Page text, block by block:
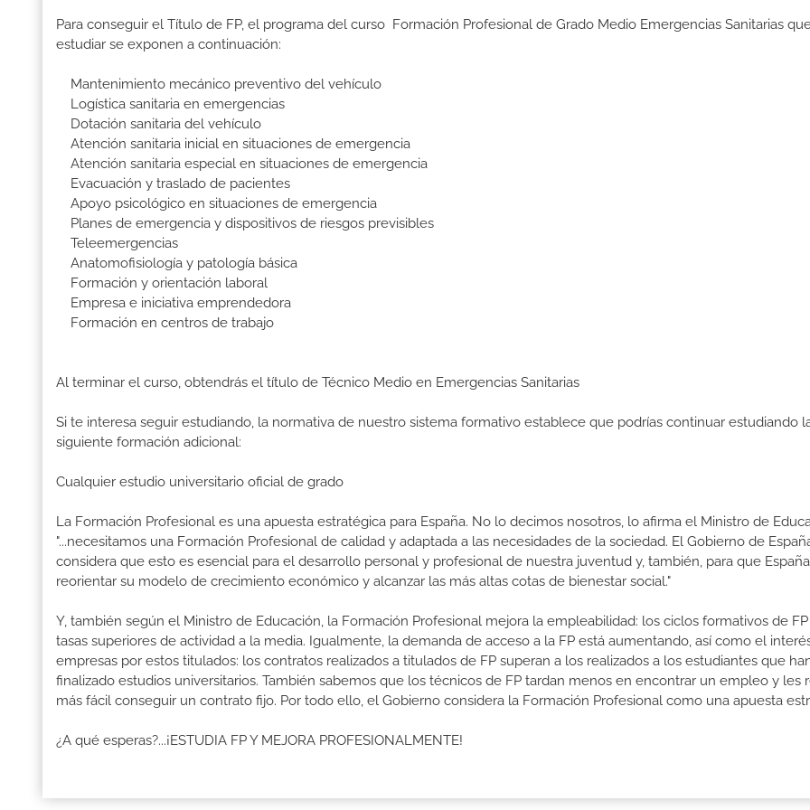
Para conseguir el Título de FP, el programa del curso Formación Profesional de Grado Medio Emergencias Sanitarias
estudiar se exponen a continuación:
Mantenimiento mecánico preventivo del vehículo
Logística sanitaria en emergencias
Dotación sanitaria del vehículo
Atención sanitaria inicial en situaciones de emergencia
Atención sanitaria especial en situaciones de emergencia
Evacuación y traslado de pacientes
Apoyo psicológico en situaciones de emergencia
Planes de emergencia y dispositivos de riesgos previsibles
Teleemergencias
Anatomofisiología y patología básica
Formación y orientación laboral
Empresa e iniciativa emprendedora
Formación en centros de trabajo
Al terminar el curso, obtendrás el título de Técnico Medio en Emergencias Sanitarias
Si te interesa seguir estudiando, la normativa de nuestro sistema formativo establece que podrías continuar estudiando
siguiente formación adicional:
Cualquier estudio universitario oficial de grado
La Formación Profesional es una apuesta estratégica para España. No lo decimos nosotros, lo afirma el Ministro de
"...necesitamos una Formación Profesional de calidad y adaptada a las necesidades de la sociedad. El Gobierno de
considera que esto es esencial para el desarrollo personal y profesional de nuestra juventud y, también, para que
reorientar su modelo de crecimiento económico y alcanzar las más altas cotas de bienestar social."
Y, también según el Ministro de Educación, la Formación Profesional mejora la empleabilidad: los ciclos formativos de
tasas superiores de actividad a la media. Igualmente, la demanda de acceso a la FP está aumentando, así como el
empresas por estos titulados: los contratos realizados a titulados de FP superan a los realizados a los estudiantes que
finalizado estudios universitarios. También sabemos que los técnicos de FP tardan menos en encontrar un empleo y les
más fácil conseguir un contrato fijo. Por todo ello, el Gobierno considera la Formación Profesional como una apuesta
¿A qué esperas?...¡ESTUDIA FP Y MEJORA PROFESIONALMENTE!